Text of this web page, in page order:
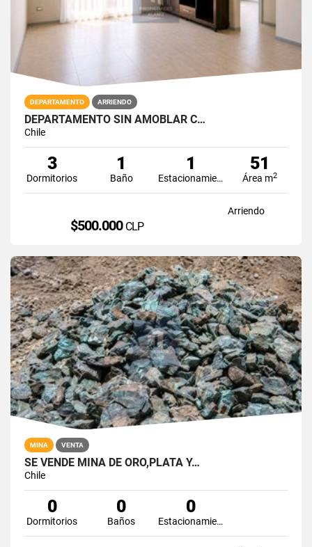
DEPARTAMENTO ARRIENDO
DEPARTAMENTO SIN AMOBLAR C…
Chile
3
Dormitorios
1
Baño
1
Estacionamiento
51
Área m2
Arriendo
$500.000 CLP
MINA VENTA
SE VENDE MINA DE ORO,PLATA Y…
Chile
0
Dormitorios
0
Baños
0
Estacionamiento